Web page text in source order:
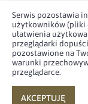
Adres
ul. Juzistek 2
05-131 Zegrze
Profil Profil
Serwis pozostawia
użytkowników (pliki
ułatwienia
przeglądarki
pozostawione na
warunki
przeglądarce.
AKCEPTUJĘ